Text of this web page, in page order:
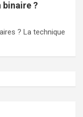
?
? La technique